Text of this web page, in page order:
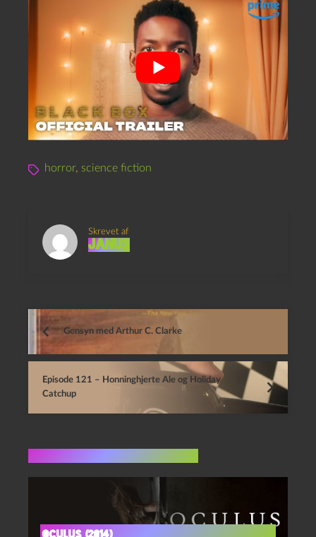
horror, science fiction
Skrevet af
Janus
Gensyn med Arthur C. Clarke
Episode 121 – Honninghjerte Ale og Holiday
Catchup
Oculus (2014)